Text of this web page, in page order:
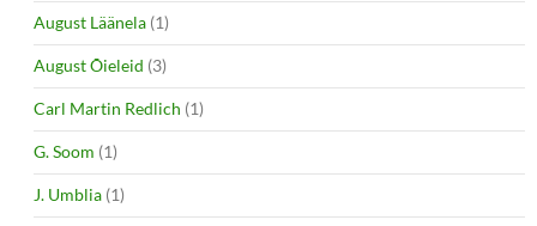
August Läänela (1)
August Õieleid (3)
Carl Martin Redlich (1)
G. Soom (1)
J. Umblia (1)